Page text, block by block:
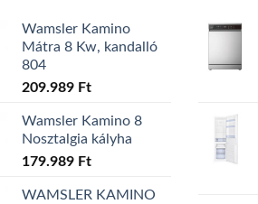
Wamsler Kamino
Mátra 8 Kw, kandalló
804
209.989 Ft
Wamsler Kamino 8
Nosztalgia kályha
179.989 Ft
WAMSLER KAMINO